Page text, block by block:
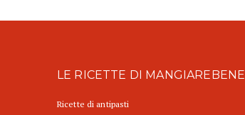
LE RICETTE DI MANGIAREBENE
Ricette di antipasti